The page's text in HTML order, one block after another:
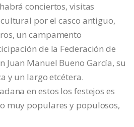
conciertos, visitas
por el casco antiguo,
un campamento
de la Federación de
Juan Manuel Bueno García, su
y un largo etcétera.
en estos los festejos es
muy populares y populosos,